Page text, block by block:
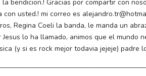
la bendicion.! Gracias por compartir con
con usted.! mi correo es
Regina Coeli la banda, le manda un
Jesus lo ha llamado, animos que el mundo
(y si es rock mejor todavia jejeje) padre